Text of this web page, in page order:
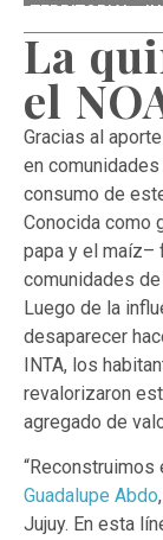
TERRITORIAL,
La
el
Gracias al
en
consumo de
Conocida como
papa y el maíz–
comunidades
Luego de la
desaparecer
INTA, los
revalorizaron
agregado de
“Reconstruimos
Guadalupe Abdo
Jujuy. En esta